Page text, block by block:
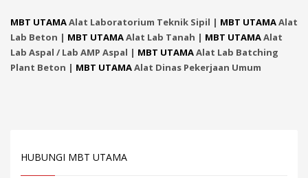
MBT UTAMAAlat Laboratorium Teknik Sipil | MBT UTAMAAlat
Lab Beton | MBT UTAMAAlat Lab Tanah | MBT UTAMAAlat
Lab Aspal / Lab AMP Aspal | MBT UTAMAAlat Lab Batching
Plant Beton | MBT UTAMAAlat Dinas Pekerjaan Umum
HUBUNGI MBT UTAMA